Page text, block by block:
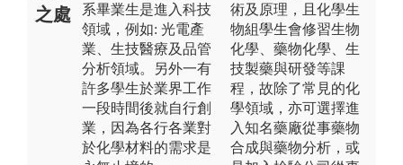
之處
系畢業生是進入科技
領域，例如: 光電產
業、生技醫療及品管
分析領域。另外一有
許多學生於業界工作
一段時間後就自行創
業，因為各行各業對
於化學材料的需求是
術及原理，且化學生
物組學生會修習生物
化學、藥物化學、生
技製藥與研發等課
程，故除了常見的化
學領域，亦可選擇進
入知名藥廠從事藥物
合成與藥物分析，或